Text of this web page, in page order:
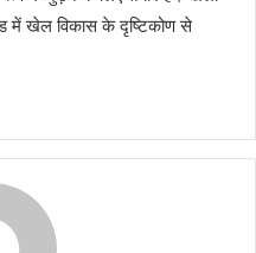
में खेल विकास के दृष्टिकोण से